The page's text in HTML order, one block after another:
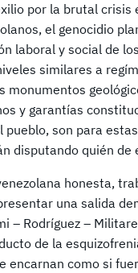
por la brutal
el genocidio
laboral y social de
similares a
monumentos
y garantías
son para
disputando quién
honesta,
una salida
– Rodríguez –
de la
encarnan como si